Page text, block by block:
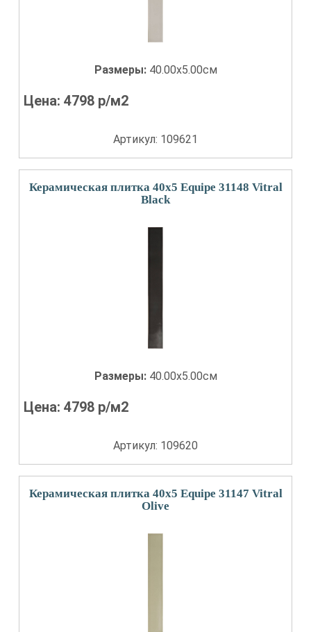
Размеры: 40.00x5.00см
Цена:4798 р/м2
Артикул: 109621
Керамическая плитка 40x5 Equipe 31148 Vitral
Black
Размеры: 40.00x5.00см
Цена:4798 р/м2
Артикул: 109620
Керамическая плитка 40x5 Equipe 31147 Vitral
Olive